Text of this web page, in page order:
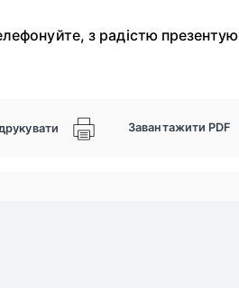
з радістю презентую
Завантажити PDF